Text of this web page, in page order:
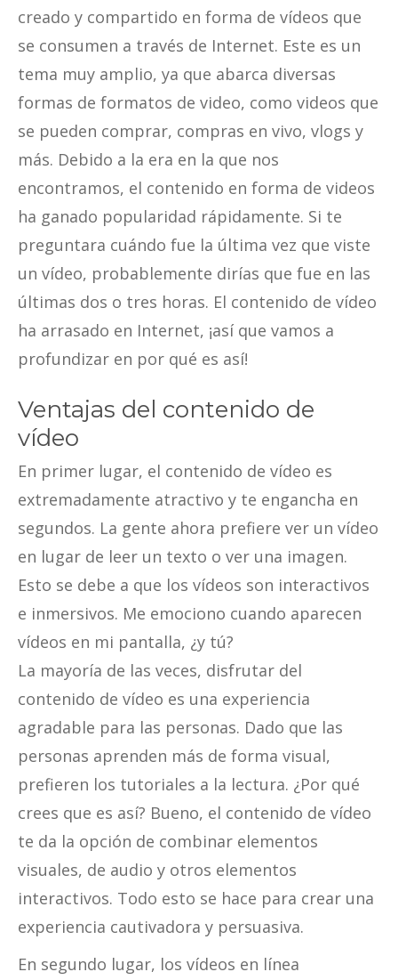
creado y compartido en forma de vídeos que
se consumen a través de Internet. Este es un
tema muy amplio, ya que abarca diversas
formas de formatos de video, como videos que
se pueden comprar, compras en vivo, vlogs y
más. Debido a la era en la que nos
encontramos, el contenido en forma de videos
ha ganado popularidad rápidamente. Si te
preguntara cuándo fue la última vez que viste
un vídeo, probablemente dirías que fue en las
últimas dos o tres horas. El contenido de vídeo
ha arrasado en Internet, ¡así que vamos a
profundizar en por qué es así!
Ventajas del contenido de
vídeo
En primer lugar, el contenido de vídeo es
extremadamente atractivo y te engancha en
segundos. La gente ahora prefiere ver un vídeo
en lugar de leer un texto o ver una imagen.
Esto se debe a que los vídeos son interactivos
e inmersivos. Me emociono cuando aparecen
vídeos en mi pantalla, ¿y tú?
La mayoría de las veces, disfrutar del
contenido de vídeo es una experiencia
agradable para las personas. Dado que las
personas aprenden más de forma visual,
prefieren los tutoriales a la lectura. ¿Por qué
crees que es así? Bueno, el contenido de vídeo
te da la opción de combinar elementos
visuales, de audio y otros elementos
interactivos. Todo esto se hace para crear una
experiencia cautivadora y persuasiva.
En segundo lugar, los vídeos en línea